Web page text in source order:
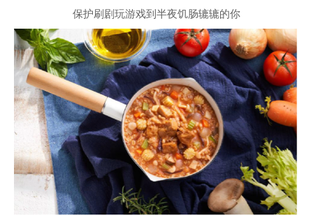
保护刷剧玩游戏到半夜饥肠辘辘的你